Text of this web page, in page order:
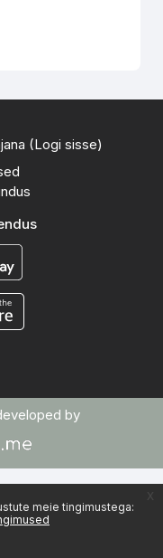
meie tingimustega:
(Logi sisse)
by